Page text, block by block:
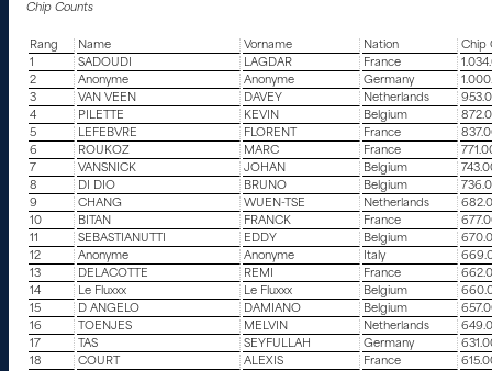
Chip Counts
Rang Name Vorname Nation
Chip
1
SADOUDI LAGDAR France
2
Anonyme Anonyme Germany
3
VAN VEEN DAVEY Netherlands
4
PILETTE KEVIN Belgium
5
LEFEBVRE FLORENT France
6
ROUKOZ MARC France
7
VANSNICK JOHAN Belgium
8
DI DIO BRUNO Belgium
9
CHANG WUEN-TSE Netherlands
10
BITAN FRANCK France
11
SEBASTIANUTTI EDDY Belgium
12
Anonyme Anonyme Italy
13
DELACOTTE REMI France
14
Le Fluxxx Le Fluxxx Belgium
15
D ANGELO DAMIANO Belgium
16
TOENJES MELVIN Netherlands
17
TAS SEYFULLAH Germany
18
COURT ALEXIS France